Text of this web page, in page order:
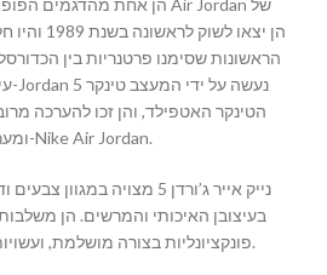
הראשונות שסימנו פרטנריות בין
הטינקר האטפילד, והן זכו להערכה
ומעריצי ה-Nike Air Jordan.
נייק אייר ג’ורדן 5 מצויה
בעיצובן האיכותי והמרשים. הן משלבות
פונקציונליות בצורה מושלמת, ועשויות מחומרים איכותיים.